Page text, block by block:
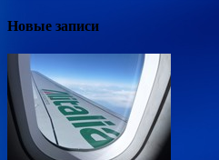
Новые записи